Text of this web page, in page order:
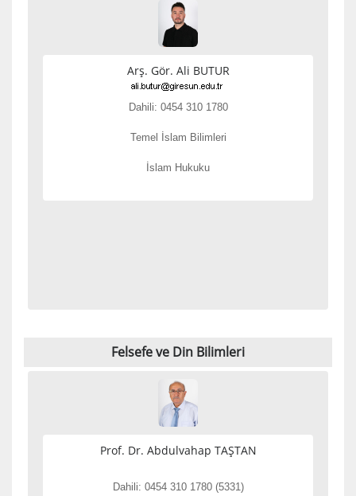
Arş. Gör. Ali BUTUR
Dahili: 0454 310 1780
Temel İslam Bilimleri
İslam Hukuku
Felsefe ve Din Bilimleri
Prof. Dr. Abdulvahap TAŞTAN
Dahili: 0454 310 1780 (5331)